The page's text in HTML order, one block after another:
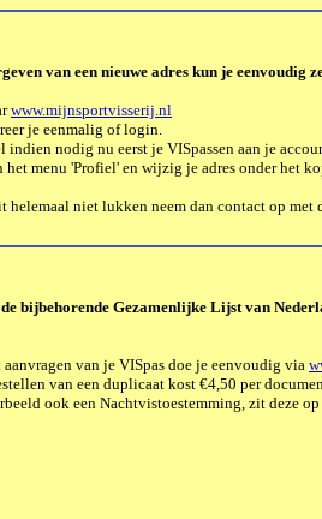
van een nieuwe adres kun je eenvoudig
www.mijnsportvisserij.nl
je eenmalig of login.
indien nodig nu eerst je VISpassen aan je
het menu 'Profiel' en wijzig je adres onder het
helemaal niet lukken neem dan contact op met
de bijbehorende Gezamenlijke Lijst van
van je VISpas doe je eenvoudig via
van een duplicaat kost €4,50 per
ook een Nachtvistoestemming, zit deze op